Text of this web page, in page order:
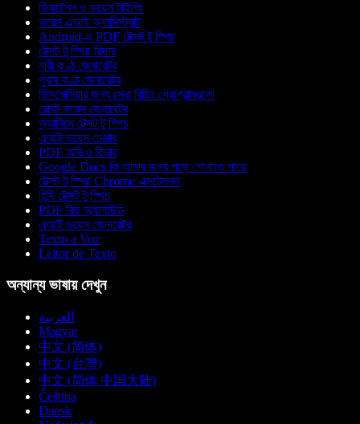
ডিকটেশন ও ভয়েস টাইপিং
ভয়েস এআই অ্যাসিস্ট্যান্ট
Android-এ PDF টেক্সট টু স্পিচ
টেক্সট টু স্পিচ রিডার
নারী কণ্ঠ জেনারেটর
পুরুষ কণ্ঠ জেনারেটর
ডিসলেক্সিয়ার জন্য সেরা রিডিং প্রোগ্রামগুলো
রোবট ভয়েস জেনারেটর
অ্যানিমে টেক্সট টু স্পিচ
এআই ভয়েস চেঞ্জার
PDF অডিও রিডার
Google Docs কি আমার জন্য পড়ে শোনাতে পারে
টেক্সট টু স্পিচ Chrome এক্সটেনশন
হিন্দি টেক্সট টু স্পিচ
PDF রিড অ্যালাউড
এআই ভয়েস জেনারেটর
Texto a Voz
Leitor de Texto
অন্যান্য ভাষায় দেখুন
العربية
Magyar
中文 (简体)
中文 (台灣)
中文 (简体 中国大陆)
Čeština
Dansk